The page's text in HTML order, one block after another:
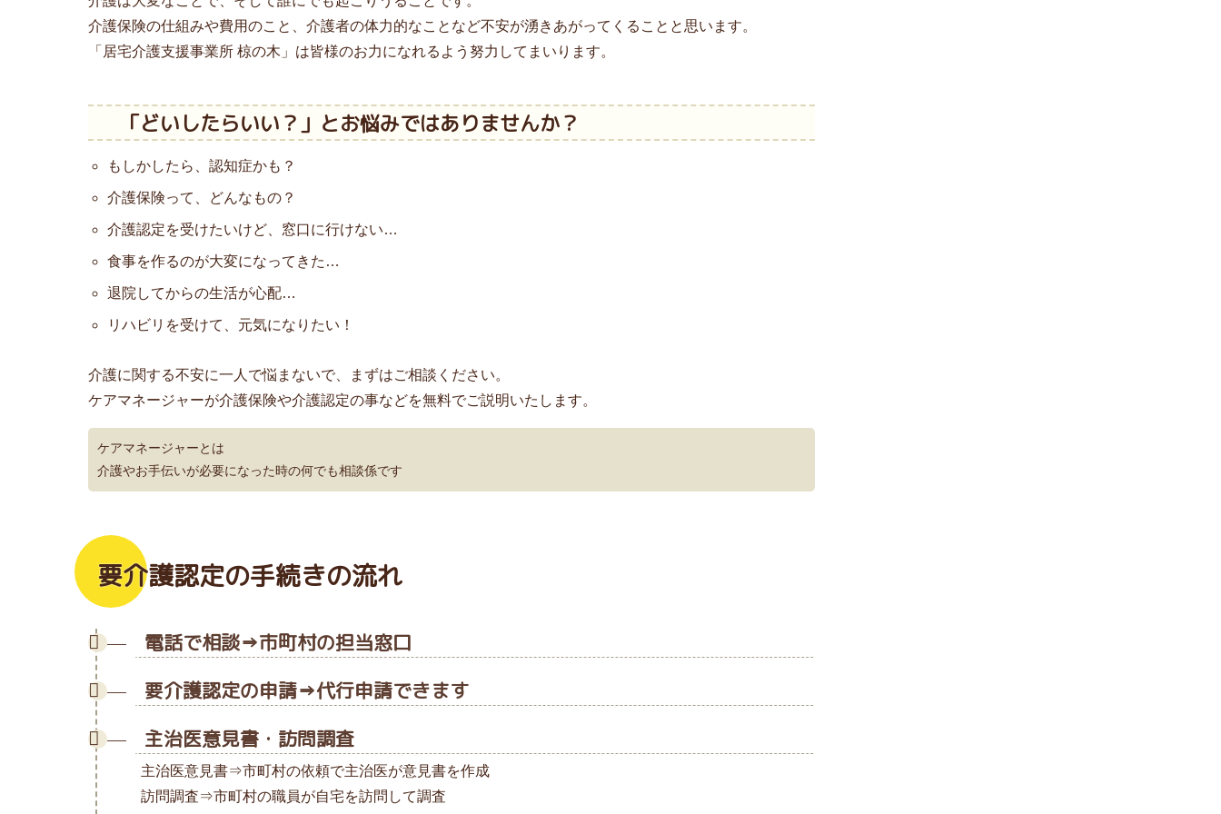
介護保険の仕組みや費用のこと、介護者の体力的なことなど不安が湧きあがってくることと思います。
「居宅介護支援事業所 椋の木」は皆様のお力になれるよう努力してまいります。
「どいしたらいい？」とお悩みではありませんか？
もしかしたら、認知症かも？
介護保険って、どんなもの？
介護認定を受けたいけど、窓口に行けない…
食事を作るのが大変になってきた…
退院してからの生活が心配…
リハビリを受けて、元気になりたい！
介護に関する不安に一人で悩まないで、まずはご相談ください。
ケアマネージャーが介護保険や介護認定の事などを無料でご説明いたします。
ケアマネージャーとは
介護やお手伝いが必要になった時の何でも相談係です
要介護認定の手続きの流れ
電話で相談⇒市町村の担当窓口
要介護認定の申請⇒代行申請できます
主治医意見書・訪問調査
主治医意見書⇒市町村の依頼で主治医が意見書を作成
訪問調査⇒市町村の職員が自宅を訪問して調査